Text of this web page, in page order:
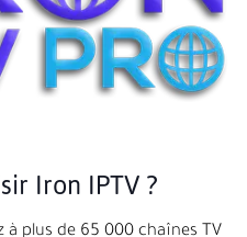
Iron IPTV ?
à plus de 65 000 chaînes TV